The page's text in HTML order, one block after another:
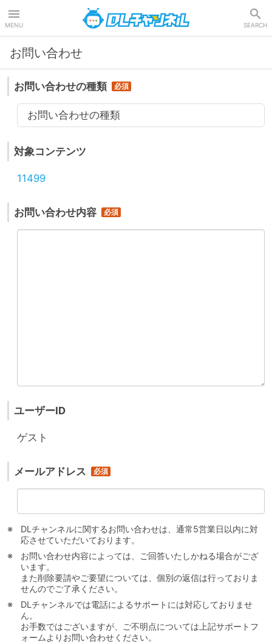
MENU SEARCH
お問い合わせ
お問い合わせの種類
お問い合わせの種類
対象コンテンツ
11499
お問い合わせ内容
ユーザーID
ゲスト
メールアドレス
DLチャンネルに関するお問い合わせは、通常5営業日以内に対
応させていただいております。
お問い合わせ内容によっては、ご回答いたしかねる場合がござ
います。
また削除要請やご要望については、個別の返信は行っておりま
せんのでご了承ください。
DLチャンネルでは電話によるサポートには対応しておりませ
ん。
お手数ではございますが、ご不明点については上記サポートフ
ォームよりお問い合わせください。